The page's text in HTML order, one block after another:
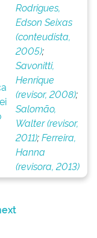
Rodrigues,
Edson Seixas
(conteudista,
2005);
Savonitti,
Henrique
(revisor, 2008);
Salomão,
Walter (revisor,
2011);Ferreira,
Hanna
(revisora, 2013)